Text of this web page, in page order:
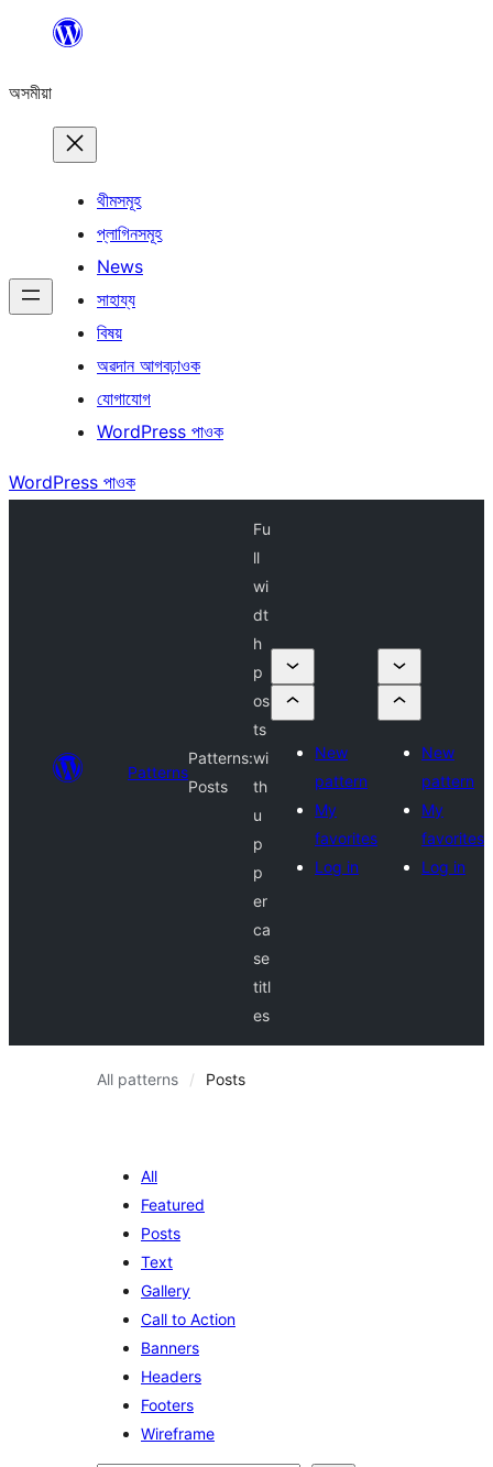
বিষয়বস্তুলৈ
অসমীয়া
থীমসমূহ
প্লাগিনসমূহ
News
সাহায্য
বিষয়
অৱদান আগবঢ়াওক
যোগাযোগ
WordPress পাওক
WordPress পাওক
Patterns
Patterns:
Posts
Fu
ll
wi
dt
h
p
os
ts
wi
th
u
p
p
er
ca
se
titl
es
New
pattern
My
favorites
Log in
New
pattern
My
favorites
Log in
All patterns Posts
All
Featured
Posts
Text
Gallery
Call to Action
Banners
Headers
Footers
Wireframe